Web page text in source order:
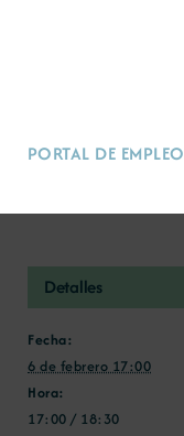
PORTAL DE EMPLEO
Detalles
Fecha:
6 de febrero 17:00
Hora:
17:00 / 18:30